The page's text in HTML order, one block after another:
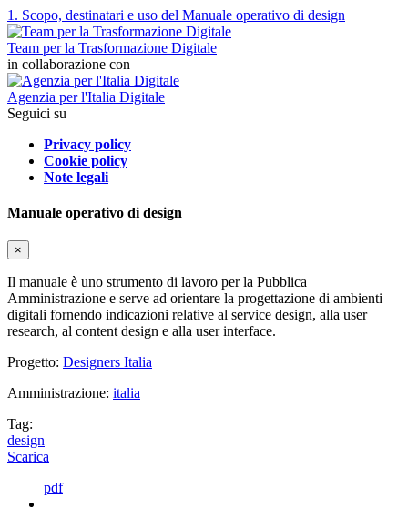
1. Scopo, destinatari e uso del Manuale operativo di design
Team per la Trasformazione Digitale
in collaborazione con
Agenzia per l'Italia Digitale
Seguici su
Privacy policy
Cookie policy
Note legali
Manuale operativo di design
×
Il manuale è uno strumento di lavoro per la Pubblica
Amministrazione e serve ad orientare la progettazione di ambienti
digitali fornendo indicazioni relative al service design, alla user
research, al content design e alla user interface.
Progetto: Designers Italia
Amministrazione: italia
Tag:
design
Scarica
pdf